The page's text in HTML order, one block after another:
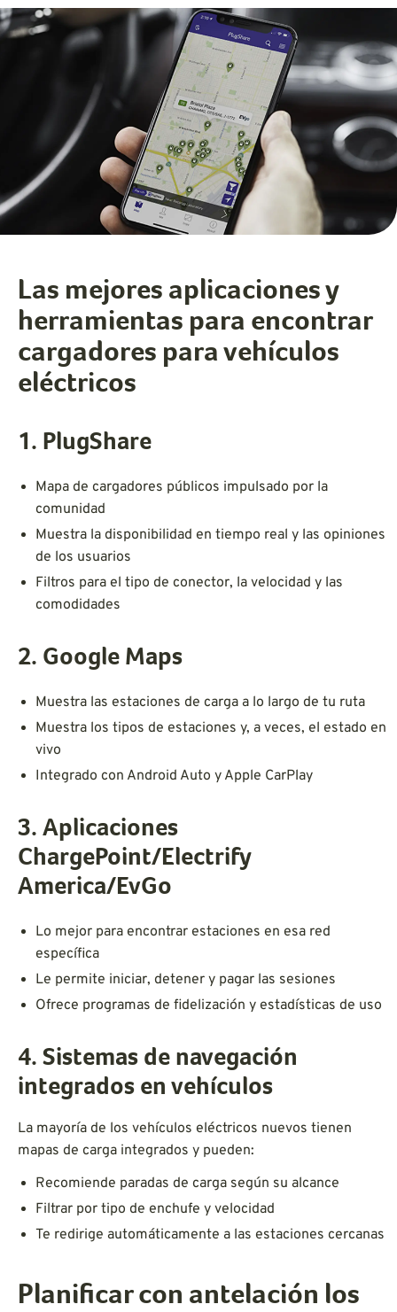
Las mejores aplicaciones y
herramientas para encontrar
cargadores para vehículos
eléctricos
1. PlugShare
Mapa de cargadores públicos impulsado por la
comunidad
Muestra la disponibilidad en tiempo real y las opiniones
de los usuarios
Filtros para el tipo de conector, la velocidad y las
comodidades
2. Google Maps
Muestra las estaciones de carga a lo largo de tu ruta
Muestra los tipos de estaciones y, a veces, el estado en
vivo
Integrado con Android Auto y Apple CarPlay
3. Aplicaciones
ChargePoint/Electrify
America/EvGo
Lo mejor para encontrar estaciones en esa red
específica
Le permite iniciar, detener y pagar las sesiones
Ofrece programas de fidelización y estadísticas de uso
4. Sistemas de navegación
integrados en vehículos
La mayoría de los vehículos eléctricos nuevos tienen
mapas de carga integrados y pueden:
Recomiende paradas de carga según su alcance
Filtrar por tipo de enchufe y velocidad
Te redirige automáticamente a las estaciones cercanas
Planificar con antelación los